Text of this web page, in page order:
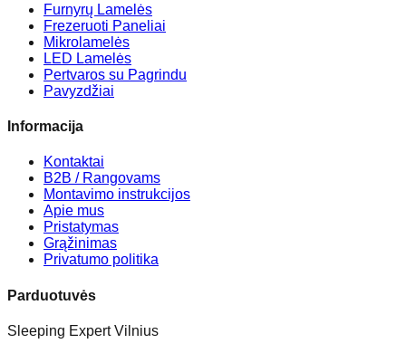
Furnyrų Lamelės
Frezeruoti Paneliai
Mikrolamelės
LED Lamelės
Pertvaros su Pagrindu
Pavyzdžiai
Informacija
Kontaktai
B2B / Rangovams
Montavimo instrukcijos
Apie mus
Pristatymas
Grąžinimas
Privatumo politika
Parduotuvės
Sleeping Expert Vilnius